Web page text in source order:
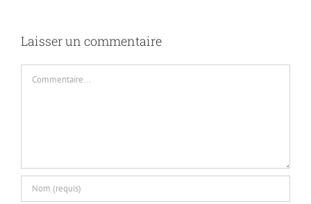
Laisser un commentaire